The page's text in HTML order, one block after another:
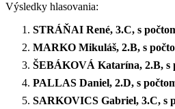
Výsledky hlasovania:
STRÁŇAI René, 3.C, s
MARKO Mikuláš, 2.B, s
ŠEBÁKOVÁ Katarína, 2.B, s
PALLAS Daniel, 2.D, s
SARKOVICS Gabriel, 3.C, s